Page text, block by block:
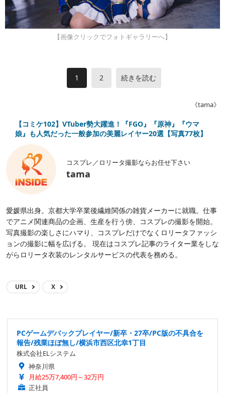
【画像クリックでフォトギャラリーへ】
1 2 続きを読む
《tama》
【コミケ102】VTuber勢大躍進！『FGO』『原神』『ウマ
娘』も人気だった一般参加の美麗レイヤー20選【写真77枚】
コスプレ／ロリータ撮影ならお任せ下さい
tama
愛媛県出身。京都大学卒業後繊維関係の雑貨メーカーに就職。仕事
でアニメ関連商品の企画、生産を行う傍、コスプレの撮影を開始。
写真撮影の楽しさにハマり、コスプレだけでなくロリータファッシ
ョンの撮影に幅を広げる。 現在はコスプレ記事のライター業をしな
がらロリータ衣装のレンタルサービスの代表を務める。
URL X
PCゲームデバックプレイヤー/新卒・27卒/PC版の不具合を
報告/残業ほぼ無し/横浜市西区北幸1丁目
株式会社ELシステム
神奈川県
月給25万7,400円～32万円
正社員